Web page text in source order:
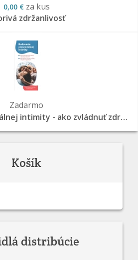
0,00 € za kus
zdržanlivosť
Zadarmo
Budovanie emocionálnej intimity - ako zvládnuť zdržanlivosť v plodnom období a ako udržať intimitu a túžbu v období neplodnom
Košík
distribúcie